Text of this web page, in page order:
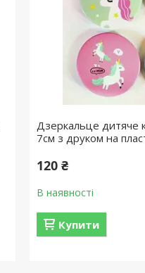
Дзеркальце дитяче
7см з друком на
120 ₴
В наявності
Купити